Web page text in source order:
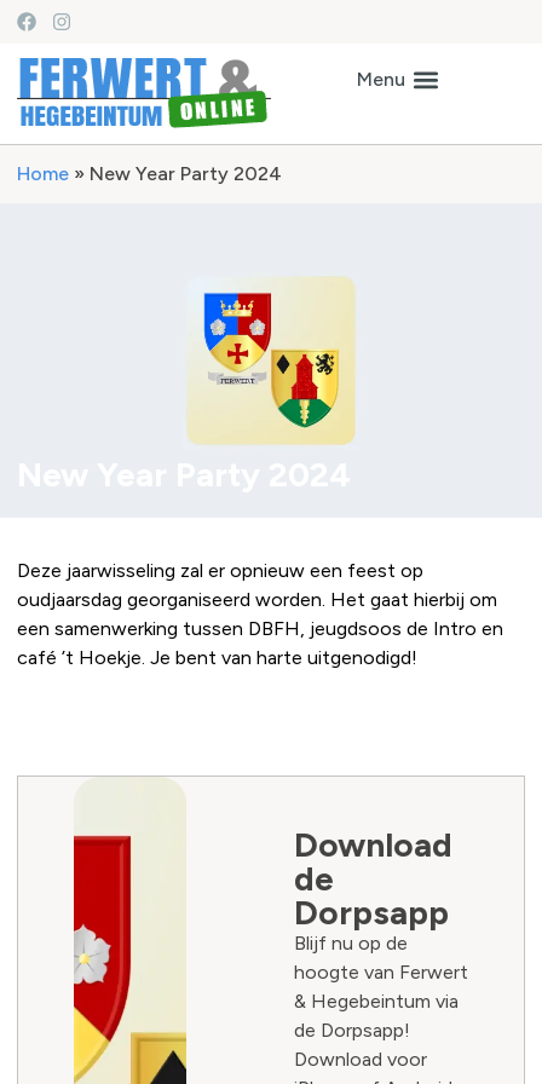
Home » New Year Party 2024
Deze jaarwisseling zal er opnieuw een feest op
oudjaarsdag georganiseerd worden. Het gaat hierbij om
een samenwerking tussen DBFH, jeugdsoos de Intro en
café ’t Hoekje. Je bent van harte uitgenodigd!
Download
de
Dorpsapp
Blijf nu op de
hoogte van Ferwert
& Hegebeintum via
de Dorpsapp!
Download voor